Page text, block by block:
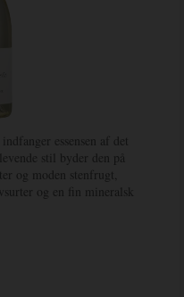
essensen af det
stil byder den på
og moden stenfrugt,
og en fin mineralsk